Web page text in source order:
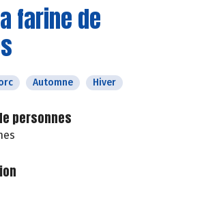
farine de
Automne Hiver
personnes